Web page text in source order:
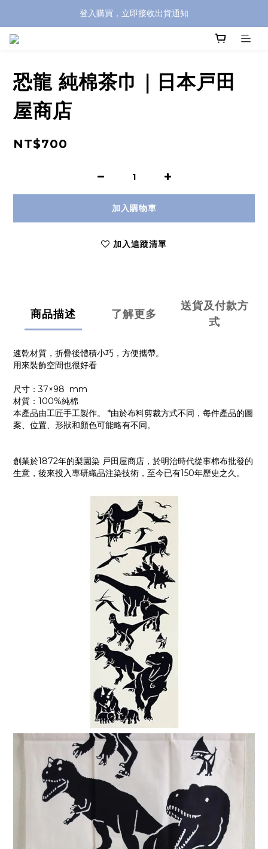
全館滿兩千免運！
登入購買，立即接收出貨通知
恐龍 純棉茶巾｜日本戸田
屋商店
NT$700
加入購物車
加入追蹤清單
商品描述 了解更多
送貨及付款方
式
速乾材質，折疊後體積小巧，方便攜帶。
用來裝飾空間也很好看
尺寸：37×98 mm
材質：100%純棉
本產品由工匠手工製作。 *由於布料剪裁方式不同，每件產品的圖
案、位置、形狀和顏色可能略有不同。
創業於1872年的梨園染 戸田屋商店，於明治時代從事棉布批發的
生意，後來投入專研織品注染技術，至今已有150年歷史之久。